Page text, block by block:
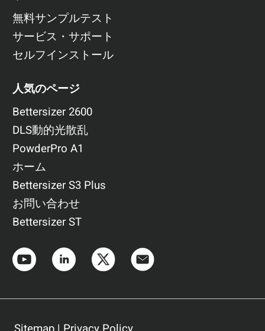
無料サンプルテスト
サービス・サポート
セルフインストール
人気のページ
Bettersizer 2600
DLS動的光散乱
PowderPro A1
ホーム
Bettersizer S3 Plus
お問い合わせ
Bettersizer ST